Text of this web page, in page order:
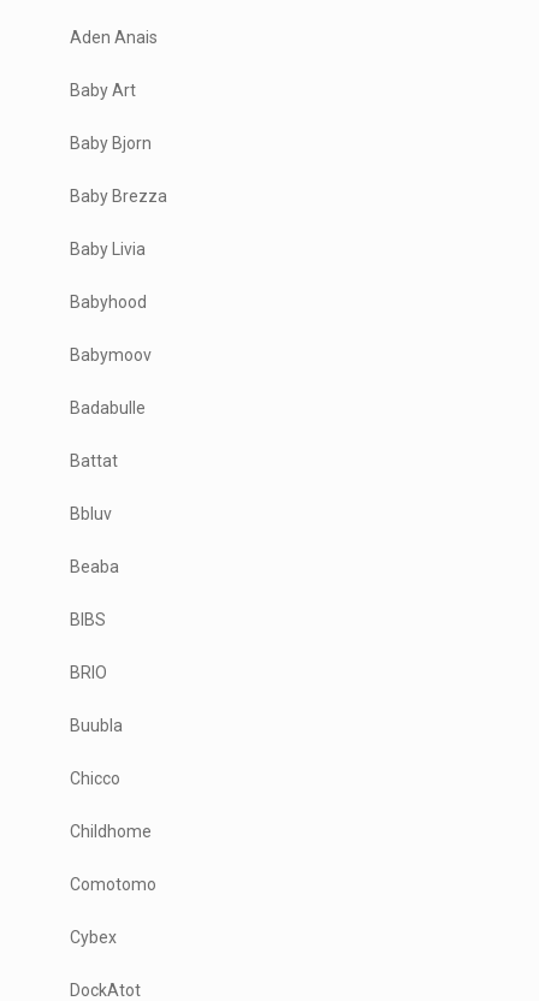
Aden Anais
Baby Art
Baby Bjorn
Baby Brezza
Baby Livia
Babyhood
Babymoov
Badabulle
Battat
Bbluv
Beaba
BIBS
BRIO
Buubla
Chicco
Childhome
Comotomo
Cybex
DockAtot